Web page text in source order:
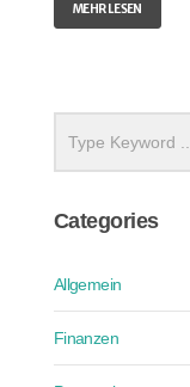
MEHR LESEN
Categories
Allgemein
Finanzen